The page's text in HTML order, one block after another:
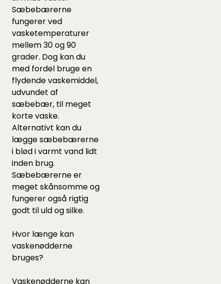
Sæbebærerne
fungerer ved
vasketemperaturer
mellem 30 og 90
grader. Dog kan du
med fordel bruge en
flydende vaskemiddel,
udvundet af
sæbebær, til meget
korte vaske.
Alternativt kan du
lægge sæbebærerne
i blød i varmt vand lidt
inden brug.
Sæbebærerne er
meget skånsomme og
fungerer også rigtig
godt til uld og silke.
Hvor længe kan
vaskenødderne
bruges?
Vaskenødderne kan